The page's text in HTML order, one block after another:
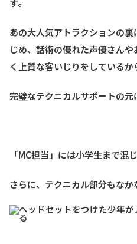
す。
あの大人気アトラクションの
じめ、話術の優れた声優さん
く上質な客いじりをしているか
完璧なテクニカルサポートの元
「MC担当」には小学生まで混
さらに、テクニカル部分もなか